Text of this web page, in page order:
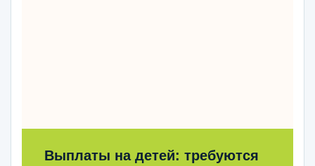
Выплаты на детей: требуются